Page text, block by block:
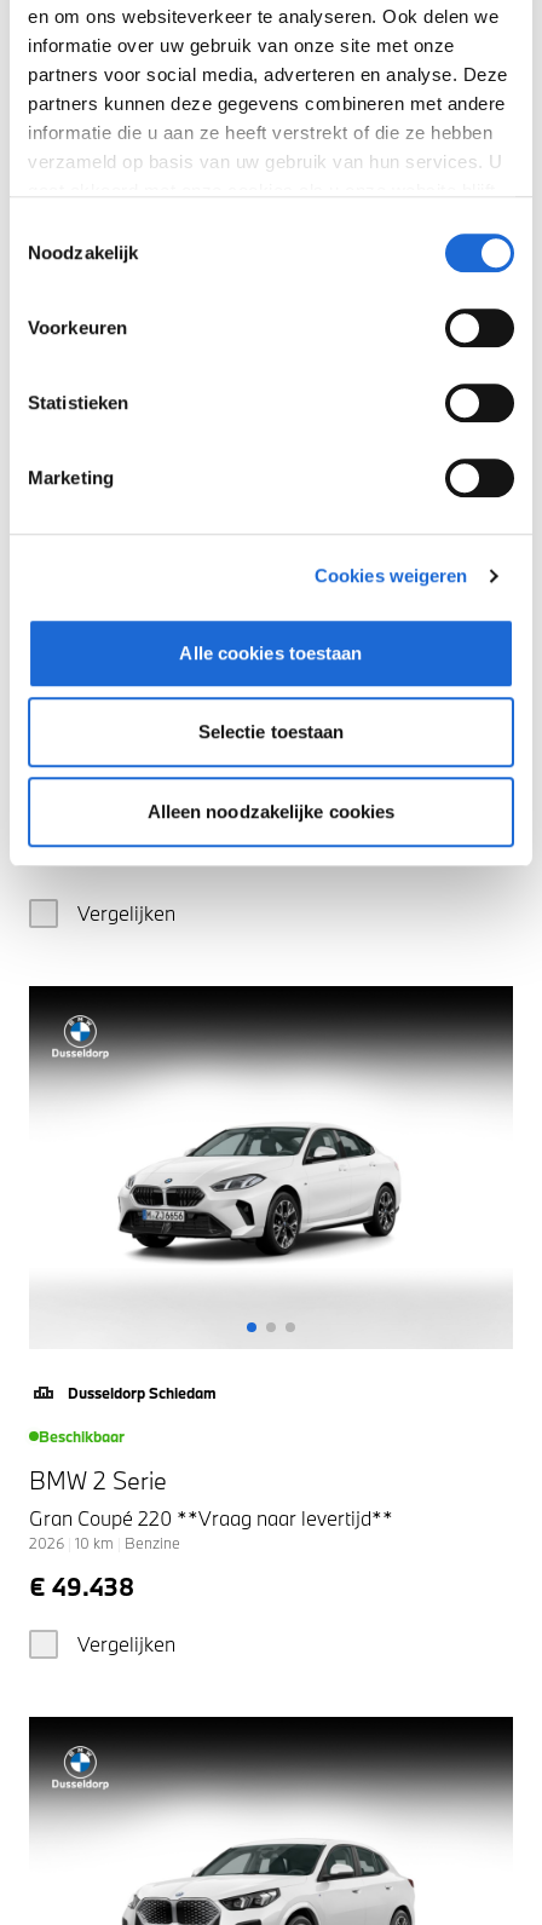
en om ons websiteverkeer te analyseren. Ook delen we
informatie over uw gebruik van onze site met onze
partners voor social media, adverteren en analyse. Deze
partners kunnen deze gegevens combineren met andere
informatie die u aan ze heeft verstrekt of die ze hebben
verzameld op basis van uw gebruik van hun services. U
Noodzakelijk
Voorkeuren
Statistieken
Marketing
Cookies weigeren
Alle cookies toestaan
Selectie toestaan
Alleen noodzakelijke cookies
BMW 1 Serie
M135 xDrive
2026| 11874km Benzine
€ 74.950
Dusseldorp Alkmaar
Beschikbaar
Cabrio M440i xDrive
Benzine
€ 133.130
Vergelijken
Dusseldorp Schiedam
Beschikbaar
BMW 2 Serie
Gran Coupé 220 **Vraag naar levertijd**
2026 10 km Benzine
€ 49.438
Vergelijken